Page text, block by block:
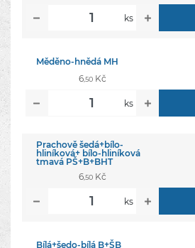
ks
Měděno-hnědá MH
6,50Kč
ks
Prachově šedá+bílo-
hliníková+ bílo-hliníková
tmavá PŠ+B+BHT
6,50Kč
ks
Bílá+šedo-bílá B+ŠB